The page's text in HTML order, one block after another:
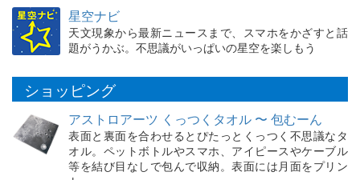
星空ナビ
天文現象から最新ニュースまで、スマホをかざすと話
題がうかぶ。不思議がいっぱいの星空を楽しもう
ショッピング
アストロアーツ くっつくタオル 〜 包むーん
表面と裏面を合わせるとぴたっとくっつく不思議なタ
オル。ペットボトルやスマホ、アイピースやケーブル
等を結び目なしで包んで収納。表面には月面をプリン